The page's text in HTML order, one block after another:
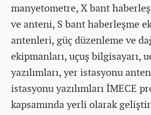
manyetometre, X bant
ve anteni, S bant haberleşme
antenleri, güç düzenleme ve
ekipmanları, uçuş bilgisayarı,
yazılımları, yer istasyonu
istasyonu yazılımları İMECE
kapsamında yerli olarak